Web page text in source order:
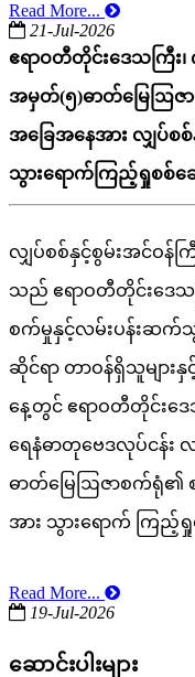
Read More...
21-Jul-2026
ဧရာဝတီတိုင်းဒေသကြီး
အမှတ်(၅)ဓာတ်မြေဩ
အခြေအနေအား လျှပ်စစ်
သွားရောက်ကြည့်ရှုစစ်ဆ
လျှပ်စစ်နှင့်စွမ်းအင်ဝန်ကြီ
သည် ဧရာဝတီတိုင်းဒေသက
စက်မှုနှင့်လမ်းပန်းဆက်သွယ်
ဆိုင်ရာ တာဝန်ရှိသူမျာ
နေ့တွင် ဧရာဝတီတိုင်းဒေ
ရေနံဓာတုဗေဒလုပ်ငန်
ဓာတ်မြေဩဇာစက်ရုံ
အား သွားရောက် ကြည့်
Read More...
19-Jul-2026
ဆောင်းပါးများ